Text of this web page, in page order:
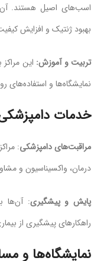
اسب‌های اصیل هستند.
بهبود ژنتیک و افزایش
تربیت و آموزش: این
نمایشگاه‌ها و استفاده‌های
خدمات
مراقبت‌های دامپزشکی:
درمان، واکسیناسیون و
پایش و پیشگیری: آن‌ها
راهکارهای پیشگیری از
نمایشگاه‌ها و